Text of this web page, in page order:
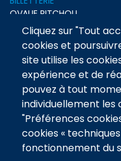
Cliquez sur "Tout
cookies et
site utilise les
expérience et de
pouvez à tout
individuellement les
"Préférences
cookies «
fonctionnement du
de
page
OVALIE PITCHOU
BOUTIQUE
TENUE DE MATCH
LIFESTYLE
ENTRAINEMENT
ACCESSOIRES
NOS OFFRES
PLACES AU MATCH
OVALIE PITCHOUS
OFFRE ÉTUDIANTE
OFFRE VIP
PMR / PSH